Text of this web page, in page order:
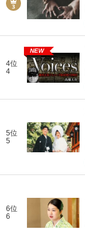
4位
4
NEW
5位
5
6位
6